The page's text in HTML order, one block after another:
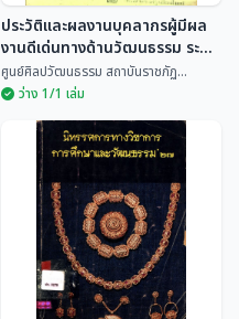
ประวัติและผลงานบุคลากรผู้มีผล
งานดีเด่นทางด้านวัฒนธรรม
ระดับจังหวัด ประจำปี 2535
ศูนย์ศิลปวัฒนธรรม สถ...
ประวัติและผลงานบุคลากรผู้มีผล
งานดีเด่นทางด้านวัฒนธรรม ระดับ
จังหวัด ประจำปี 2535
ศูนย์ศิลปวัฒนธรรม สถาบันราชภัฏ...
ว่าง 1/1 เล่ม